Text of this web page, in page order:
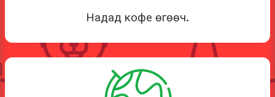
Надад кофе өгөөч.